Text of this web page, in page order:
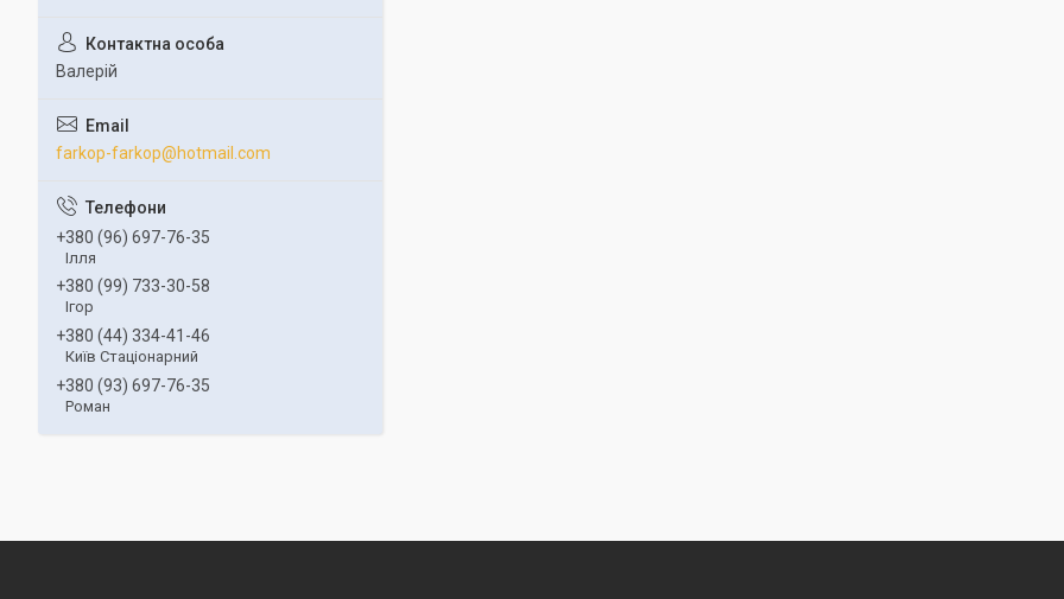
Валерій
farkop-farkop@hotmail.com
+380 (96) 697-76-35
Ілля
+380 (99) 733-30-58
Ігор
+380 (44) 334-41-46
Київ Стаціонарний
+380 (93) 697-76-35
Роман